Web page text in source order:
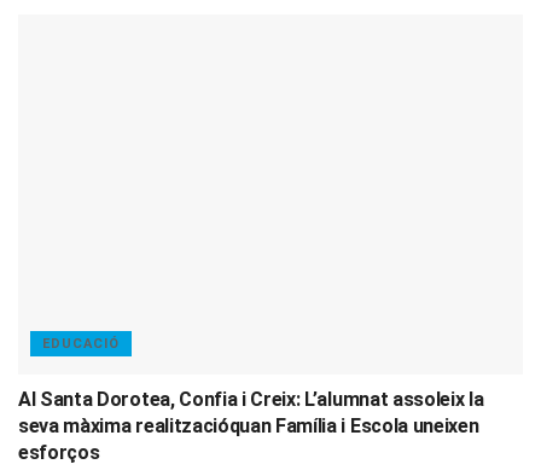
EDUCACIÓ
Al Santa Dorotea, Confia i Creix: L’alumnat assoleix la
seva màxima realitzacióquan Família i Escola uneixen
esforços